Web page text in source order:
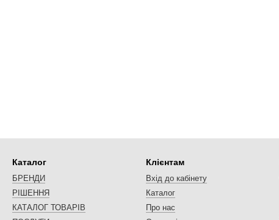
Каталог
БРЕНДИ
РІШЕННЯ
КАТАЛОГ ТОВАРІВ
Клієнтам
Вхід до кабінету
Каталог
Про нас